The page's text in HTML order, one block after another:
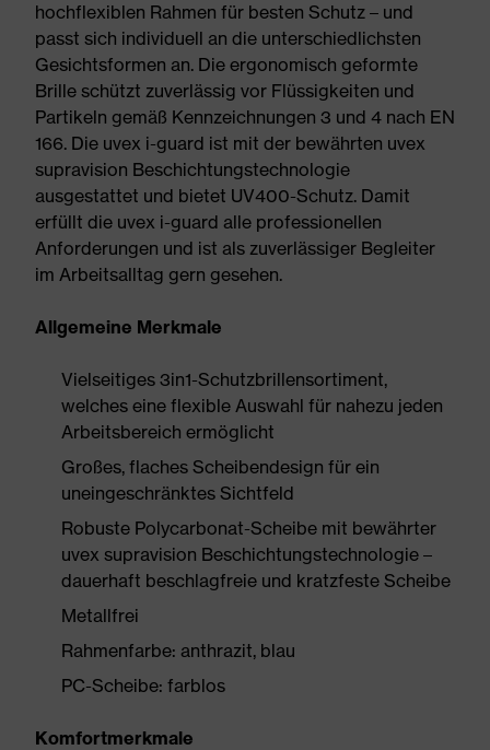
hochflexiblen Rahmen für besten Schutz – und
passt sich individuell an die unterschiedlichsten
Gesichtsformen an. Die ergonomisch geformte
Brille schützt zuverlässig vor Flüssigkeiten und
Partikeln gemäß Kennzeichnungen 3 und 4 nach EN
166. Die uvex i-guard ist mit der bewährten uvex
supravision Beschichtungstechnologie
ausgestattet und bietet UV400-Schutz. Damit
erfüllt die uvex i-guard alle professionellen
Anforderungen und ist als zuverlässiger Begleiter
im Arbeitsalltag gern gesehen.
Allgemeine Merkmale
Vielseitiges 3in1-Schutzbrillensortiment,
welches eine flexible Auswahl für nahezu jeden
Arbeitsbereich ermöglicht
Großes, flaches Scheibendesign für ein
uneingeschränktes Sichtfeld
Robuste Polycarbonat-Scheibe mit bewährter
uvex supravision Beschichtungstechnologie –
dauerhaft beschlagfreie und kratzfeste Scheibe
Metallfrei
Rahmenfarbe: anthrazit, blau
PC-Scheibe: farblos
Komfortmerkmale